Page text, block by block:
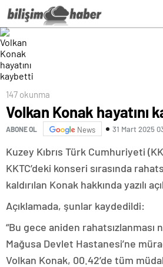
147 okunma
Volkan Konak hayatını
ABONE OL News 31 Mart 2025
Kuzey Kıbrıs Türk Cumhuriyeti
KKTC’deki konseri sırasında
kaldırılan Konak hakkında yazılı
Açıklamada, şunlar kaydedildi:
“Bu gece aniden rahatsızlanması
Mağusa Devlet Hastanesi’ne
Volkan Konak, 00.42’de tüm